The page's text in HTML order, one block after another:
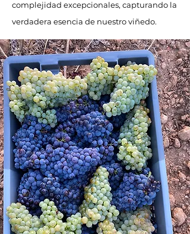
complejidad excepcionales, capturando la
verdadera esencia de nuestro viñedo.